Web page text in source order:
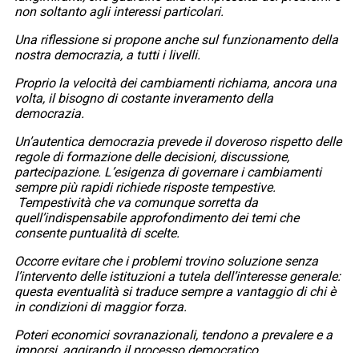
non soltanto agli interessi particolari.
Una riflessione si propone anche sul funzionamento della
nostra democrazia, a tutti i livelli.
Proprio la velocità dei cambiamenti richiama, ancora una
volta, il bisogno di costante inveramento della
democrazia.
Un’autentica democrazia prevede il doveroso rispetto delle
regole di formazione delle decisioni, discussione,
partecipazione. L’esigenza di governare i cambiamenti
sempre più rapidi richiede risposte tempestive.
Tempestività che va comunque sorretta da
quell’indispensabile approfondimento dei temi che
consente puntualità di scelte.
Occorre evitare che i problemi trovino soluzione senza
l’intervento delle istituzioni a tutela dell’interesse generale:
questa eventualità si traduce sempre a vantaggio di chi è
in condizioni di maggior forza.
Poteri economici sovranazionali, tendono a prevalere e a